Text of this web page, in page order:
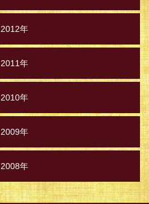
2012年
2011年
2010年
2009年
2008年